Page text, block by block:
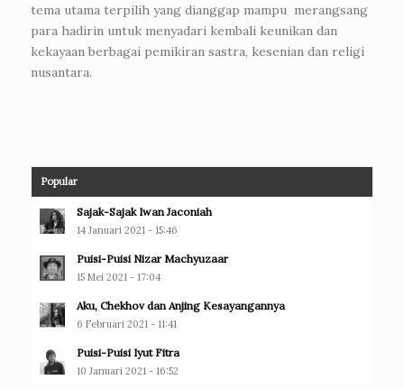
tema utama terpilih yang dianggap mampu merangsang
para hadirin untuk menyadari kembali keunikan dan
kekayaan berbagai pemikiran sastra, kesenian dan religi
nusantara.
Popular
Sajak-Sajak Iwan Jaconiah
14 Januari 2021 - 15:46
Puisi-Puisi Nizar Machyuzaar
15 Mei 2021 - 17:04
Aku, Chekhov dan Anjing Kesayangannya
6 Februari 2021 - 11:41
Puisi-Puisi Iyut Fitra
10 Januari 2021 - 16:52